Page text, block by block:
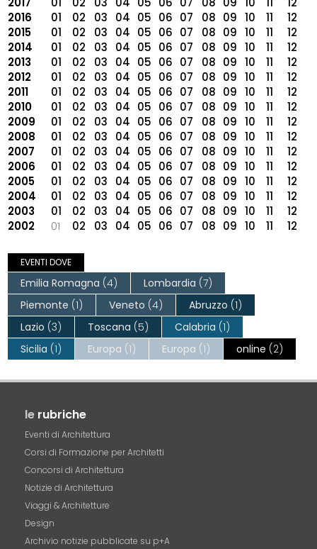
2016
01 02 03 04 05 06 07 08 09 10 11
12
2015
01 02 03 04 05 06 07 08 09 10 11
12
2014
01 02 03 04 05 06 07 08 09 10 11
12
2013
01 02 03 04 05 06 07 08 09 10 11
12
2012
01 02 03 04 05 06 07 08 09 10 11
12
2011
01 02 03 04 05 06 07 08 09 10 11
12
2010
01 02 03 04 05 06 07 08 09 10 11
12
2009
01 02 03 04 05 06 07 08 09 10 11
12
2008
01 02 03 04 05 06 07 08 09 10 11
12
2007
01 02 03 04 05 06 07 08 09 10 11
12
2006
01 02 03 04 05 06 07 08 09 10 11
12
2005
01 02 03 04 05 06 07 08 09 10 11
12
2004
01 02 03 04 05 06 07 08 09 10 11
12
2003
01 02 03 04 05 06 07 08 09 10 11
12
2002
01 02 03 04 05 06 07 08 09 10 11 12
EVENTI DOVE
Emilia Romagna (4) Lombardia (7)
Piemonte (1) Veneto (4) Abruzzo (1)
Lazio (3) Toscana (5) Calabria (1)
Sicilia (1) Europa (1) Europa (1) online (2)
le rubriche
Eventi di Architettura
Corsi di Formazione per Architetti
Concorsi di Architettura
Notizie di Architettura
Viaggi & Architetture
Design
Archivio notizie pubblicate su p+A